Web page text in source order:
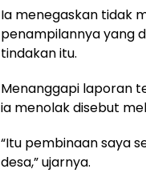
Ia menegaskan tidak
penampilannya yang
tindakan itu.
Menanggapi laporan
ia menolak disebut
“Itu pembinaan saya
desa,” ujarnya.